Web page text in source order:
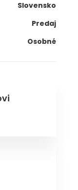
Slovensko
Predaj
Osobné